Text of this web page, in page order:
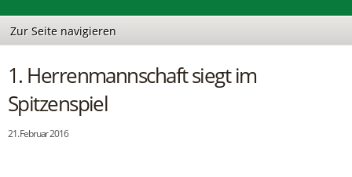
1. Herrenmannschaft siegt im
Spitzenspiel
21. Februar 2016